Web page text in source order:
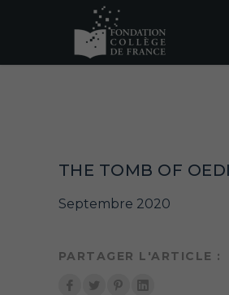
THE TOMB OF
Septembre 2020
PARTAGER L'ARTICLE :